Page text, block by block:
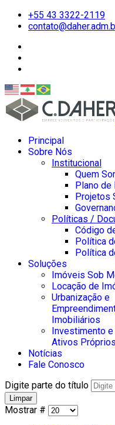
+55 43 3322-2119
Principal
Sobre Nós
Institucional
Quem
Plano
Projetos
Políticas /
Código
Política
Política
Soluções
Imóveis Sob
Locação de
Urbanização e
Imobiliários
Investimento
Ativos Próprios
Notícias
Fale Conosco
Digite parte do título
Limpar
Mostrar #